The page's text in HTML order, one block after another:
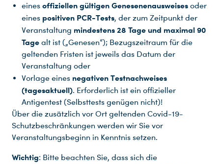
eines offiziellen gültigen Genesenenausweises oder
eines positiven PCR-Tests, der zum Zeitpunkt der
Veranstaltung mindestens 28 Tage und maximal 90
Tage alt ist („Genesen“); Bezugszeitraum für die
geltenden Fristen ist jeweils das Datum der
Veranstaltung oder
Vorlage eines negativen Testnachweises
(tagesaktuell). Erforderlich ist ein offizieller
Antigentest (Selbsttests genügen nicht)!
Über die zusätzlich vor Ort geltenden Covid-19-
Schutzbeschränkungen werden wir Sie vor
Veranstaltungsbeginn in Kenntnis setzen.
Wichtig: Bitte beachten Sie, dass sich die